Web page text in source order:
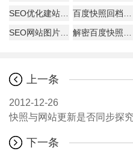
上一条
2012-12-26
快照与网站更新是否同步探究
下一条